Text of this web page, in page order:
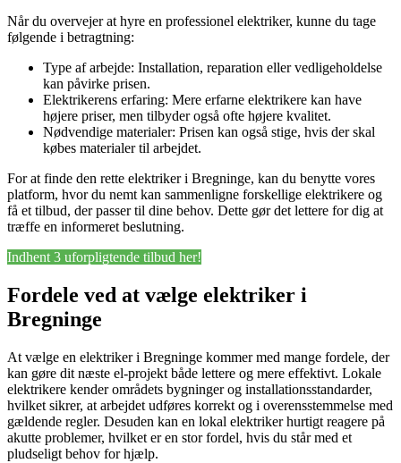
Når du overvejer at hyre en professionel elektriker, kunne du tage
følgende i betragtning:
Type af arbejde: Installation, reparation eller vedligeholdelse
kan påvirke prisen.
Elektrikerens erfaring: Mere erfarne elektrikere kan have
højere priser, men tilbyder også ofte højere kvalitet.
Nødvendige materialer: Prisen kan også stige, hvis der skal
købes materialer til arbejdet.
For at finde den rette elektriker i Bregninge, kan du benytte vores
platform, hvor du nemt kan sammenligne forskellige elektrikere og
få et tilbud, der passer til dine behov. Dette gør det lettere for dig at
træffe en informeret beslutning.
Indhent 3 uforpligtende tilbud her!
Fordele ved at vælge elektriker i
Bregninge
At vælge en elektriker i Bregninge kommer med mange fordele, der
kan gøre dit næste el-projekt både lettere og mere effektivt. Lokale
elektrikere kender områdets bygninger og installationsstandarder,
hvilket sikrer, at arbejdet udføres korrekt og i overensstemmelse med
gældende regler. Desuden kan en lokal elektriker hurtigt reagere på
akutte problemer, hvilket er en stor fordel, hvis du står med et
pludseligt behov for hjælp.